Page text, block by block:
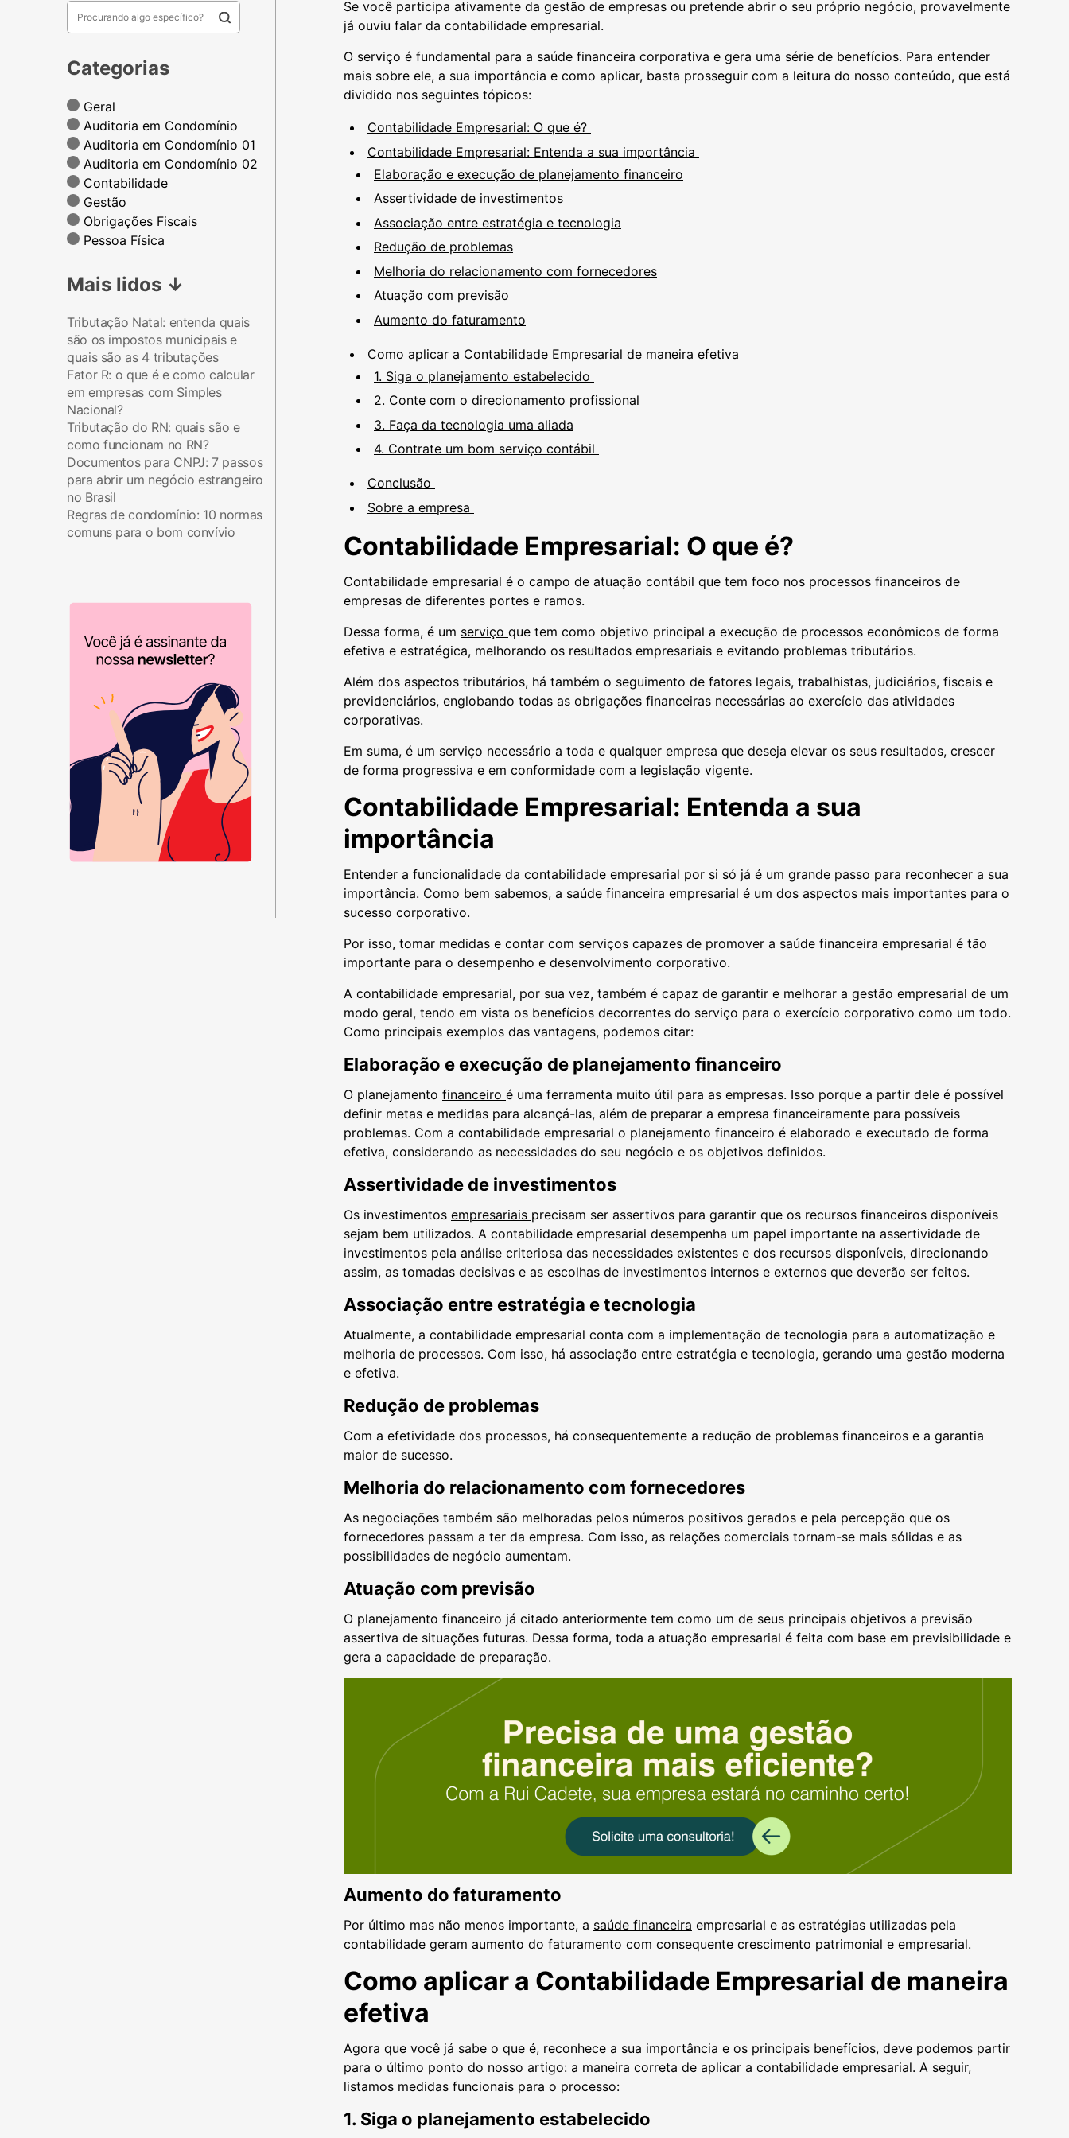
Categorias
Geral
Auditoria em Condomínio
Auditoria em Condomínio 01
Auditoria em Condomínio 02
Contabilidade
Gestão
Obrigações Fiscais
Pessoa Física
Mais lidos ↓
Tributação Natal: entenda quais
são os impostos municipais e
quais são as 4 tributações
Fator R: o que é e como calcular
em empresas com Simples
Nacional?
Tributação do RN: quais são e
como funcionam no RN?
Documentos para CNPJ: 7 passos
para abrir um negócio estrangeiro
no Brasil
Regras de condomínio: 10 normas
comuns para o bom convívio
Se você participa ativamente da gestão de empresas ou pretende abrir o seu próprio negócio, provavelmente
já ouviu falar da contabilidade empresarial.
O serviço é fundamental para a saúde financeira corporativa e gera uma série de benefícios. Para entender
mais sobre ele, a sua importância e como aplicar, basta prosseguir com a leitura do nosso conteúdo, que está
dividido nos seguintes tópicos:
Contabilidade Empresarial: O que é?
Contabilidade Empresarial: Entenda a sua importância
Elaboração e execução de planejamento financeiro
Assertividade de investimentos
Associação entre estratégia e tecnologia
Redução de problemas
Melhoria do relacionamento com fornecedores
Atuação com previsão
Aumento do faturamento
Como aplicar a Contabilidade Empresarial de maneira efetiva
1. Siga o planejamento estabelecido
2. Conte com o direcionamento profissional
3. Faça da tecnologia uma aliada
4. Contrate um bom serviço contábil
Conclusão
Sobre a empresa
Contabilidade Empresarial: O que é?
Contabilidade empresarial é o campo de atuação contábil que tem foco nos processos financeiros de
empresas de diferentes portes e ramos.
Dessa forma, é um serviço que tem como objetivo principal a execução de processos econômicos de forma
efetiva e estratégica, melhorando os resultados empresariais e evitando problemas tributários.
Além dos aspectos tributários, há também o seguimento de fatores legais, trabalhistas, judiciários, fiscais e
previdenciários, englobando todas as obrigações financeiras necessárias ao exercício das atividades
corporativas.
Em suma, é um serviço necessário a toda e qualquer empresa que deseja elevar os seus resultados, crescer
de forma progressiva e em conformidade com a legislação vigente.
Contabilidade Empresarial: Entenda a sua
importância
Entender a funcionalidade da contabilidade empresarial por si só já é um grande passo para reconhecer a sua
importância. Como bem sabemos, a saúde financeira empresarial é um dos aspectos mais importantes para o
sucesso corporativo.
Por isso, tomar medidas e contar com serviços capazes de promover a saúde financeira empresarial é tão
importante para o desempenho e desenvolvimento corporativo.
A contabilidade empresarial, por sua vez, também é capaz de garantir e melhorar a gestão empresarial de um
modo geral, tendo em vista os benefícios decorrentes do serviço para o exercício corporativo como um todo.
Como principais exemplos das vantagens, podemos citar:
Elaboração e execução de planejamento financeiro
O planejamento financeiro é uma ferramenta muito útil para as empresas. Isso porque a partir dele é possível
definir metas e medidas para alcançá-las, além de preparar a empresa financeiramente para possíveis
problemas. Com a contabilidade empresarial o planejamento financeiro é elaborado e executado de forma
efetiva, considerando as necessidades do seu negócio e os objetivos definidos.
Assertividade de investimentos
Os investimentos empresariais precisam ser assertivos para garantir que os recursos financeiros disponíveis
sejam bem utilizados. A contabilidade empresarial desempenha um papel importante na assertividade de
investimentos pela análise criteriosa das necessidades existentes e dos recursos disponíveis, direcionando
assim, as tomadas decisivas e as escolhas de investimentos internos e externos que deverão ser feitos.
Associação entre estratégia e tecnologia
Atualmente, a contabilidade empresarial conta com a implementação de tecnologia para a automatização e
melhoria de processos. Com isso, há associação entre estratégia e tecnologia, gerando uma gestão moderna
e efetiva.
Redução de problemas
Com a efetividade dos processos, há consequentemente a redução de problemas financeiros e a garantia
maior de sucesso.
Melhoria do relacionamento com fornecedores
As negociações também são melhoradas pelos números positivos gerados e pela percepção que os
fornecedores passam a ter da empresa. Com isso, as relações comerciais tornam-se mais sólidas e as
possibilidades de negócio aumentam.
Atuação com previsão
O planejamento financeiro já citado anteriormente tem como um de seus principais objetivos a previsão
assertiva de situações futuras. Dessa forma, toda a atuação empresarial é feita com base em previsibilidade e
gera a capacidade de preparação.
Aumento do faturamento
Por último mas não menos importante, a saúde financeira empresarial e as estratégias utilizadas pela
contabilidade geram aumento do faturamento com consequente crescimento patrimonial e empresarial.
Como aplicar a Contabilidade Empresarial de maneira
efetiva
Agora que você já sabe o que é, reconhece a sua importância e os principais benefícios, deve podemos partir
para o último ponto do nosso artigo: a maneira correta de aplicar a contabilidade empresarial. A seguir,
listamos medidas funcionais para o processo:
1. Siga o planejamento estabelecido